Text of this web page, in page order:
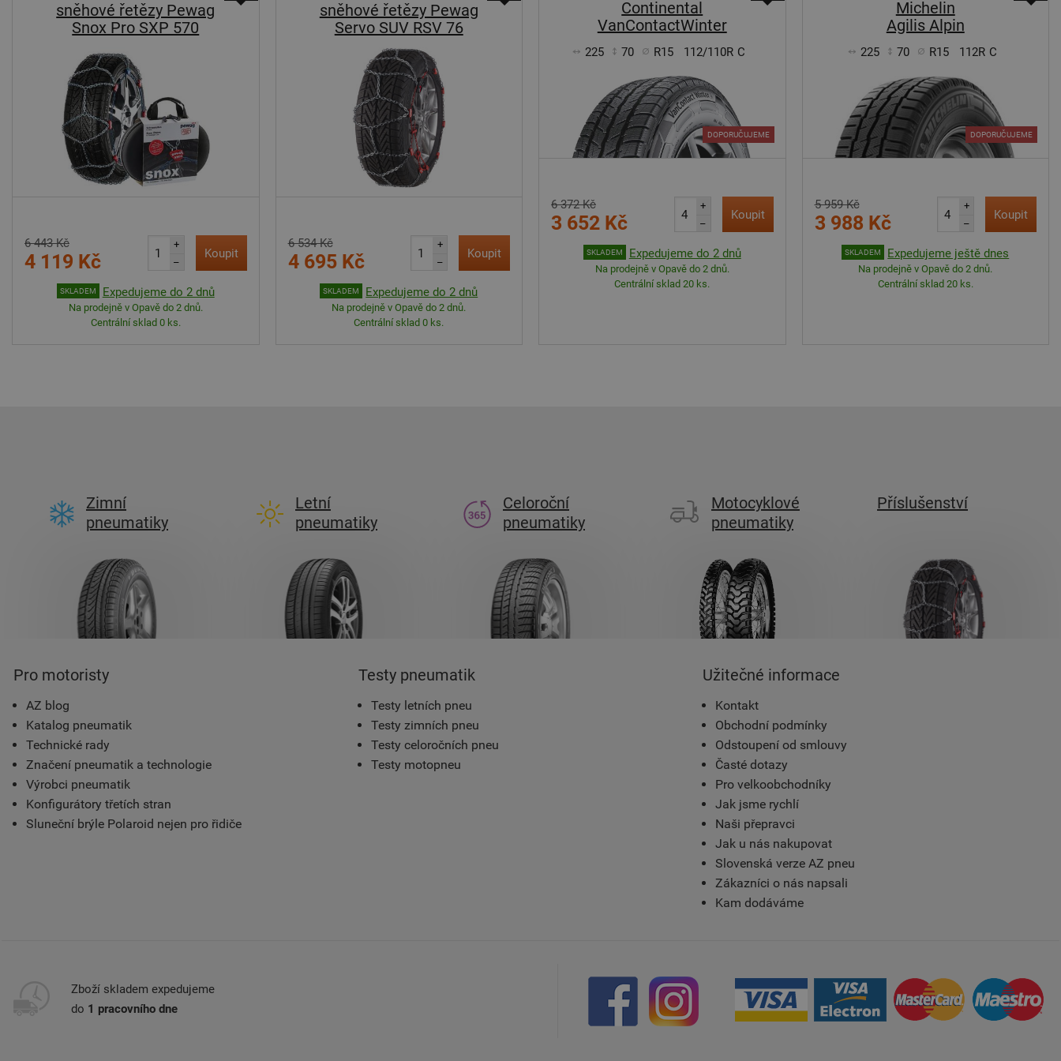
sněhové řetězy Pewag
Snox Pro SXP 570
6 443 Kč
4 119 Kč
+
–
Koupit
SKLADEM Expedujeme do 2 dnů
Na prodejně v Opavě do 2 dnů.
Centrální sklad 0 ks.
sněhové řetězy Pewag
Servo SUV RSV 76
6 534 Kč
4 695 Kč
+
–
Koupit
SKLADEM Expedujeme do 2 dnů
Na prodejně v Opavě do 2 dnů.
Centrální sklad 0 ks.
Continental
VanContactWinter
225 70 R15 112/110R C
DOPORUČUJEME
6 372 Kč
3 652 Kč
+
–
Koupit
SKLADEM Expedujeme do 2 dnů
Na prodejně v Opavě do 2 dnů.
Centrální sklad 20 ks.
Michelin
Agilis Alpin
225 70 R15 112R C
DOPORUČUJEME
5 959 Kč
3 988 Kč
+
–
Koupit
SKLADEM Expedujeme ještě dnes
Na prodejně v Opavě do 2 dnů.
Centrální sklad 20 ks.
Zimní
pneumatiky
Letní
pneumatiky
Celoroční
pneumatiky
Motocyklové
pneumatiky
Příslušenství
Pro motoristy
AZ blog
Katalog pneumatik
Technické rady
Značení pneumatik a technologie
Výrobci pneumatik
Konfigurátory třetích stran
Sluneční brýle Polaroid nejen pro řidiče
Testy pneumatik
Testy letních pneu
Testy zimních pneu
Testy celoročních pneu
Testy motopneu
Užitečné informace
Kontakt
Obchodní podmínky
Odstoupení od smlouvy
Časté dotazy
Pro velkoobchodníky
Jak jsme rychlí
Naši přepravci
Jak u nás nakupovat
Slovenská verze AZ pneu
Zákazníci o nás napsali
Kam dodáváme
Zboží skladem expedujeme
do 1 pracovního dne